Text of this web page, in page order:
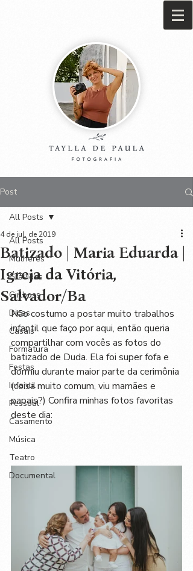
Post
All Posts
Mulheres
Grávidas
Girlboss
Dicas
Casais
Formatura
Festas
Infantil
Pessoal
Casamento
Música
Teatro
Documental
All Posts
Batizado | Maria Eduarda |
Igreja da Vitória,
Salvador/Ba
4 de jul. de 2019
Não costumo a postar muito trabalhos
infantil que faço por aqui, então queria
compartilhar com vocês as fotos do
batizado de Duda. Ela foi super fofa e
dormiu durante maior parte da cerimônia
(coisa muito comum, viu mamães e
papais?) Confira minhas fotos favoritas
deste dia: